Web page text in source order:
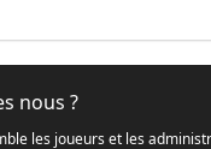
nous ?
les joueurs et les